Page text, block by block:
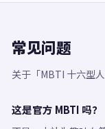
常见问题
关于「MBTI 十六型
这是官方 MBTI 吗？